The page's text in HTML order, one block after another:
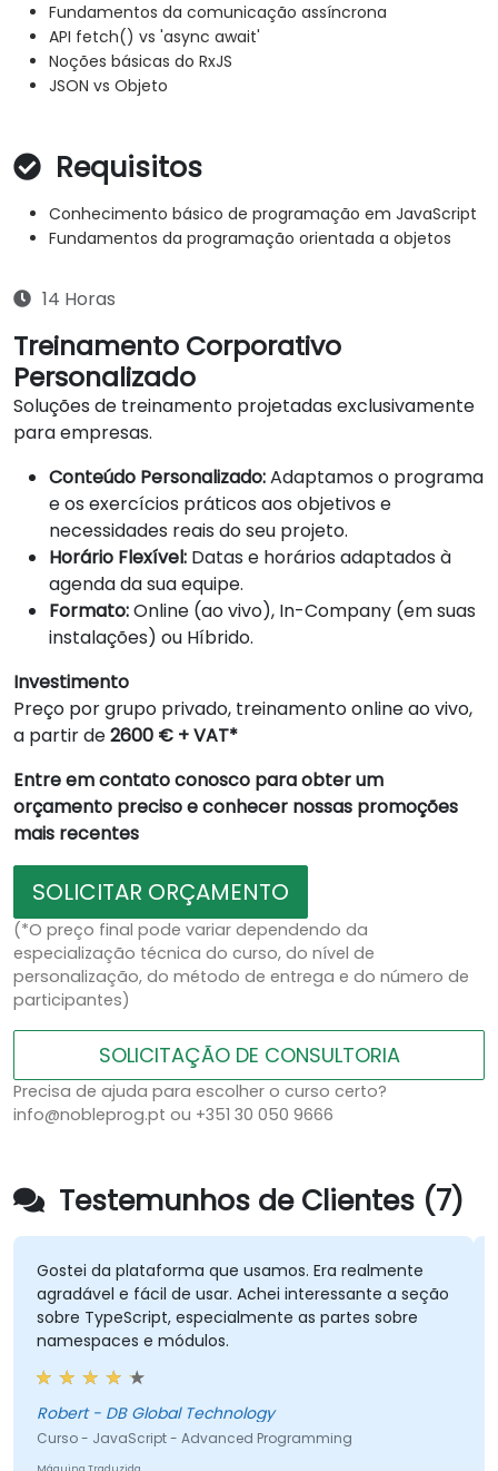
Fundamentos da comunicação assíncrona
API fetch() vs 'async await'
Noções básicas do RxJS
JSON vs Objeto
Requisitos
Conhecimento básico de programação em JavaScript
Fundamentos da programação orientada a objetos
14 Horas
Treinamento Corporativo
Personalizado
Soluções de treinamento projetadas exclusivamente
para empresas.
Conteúdo Personalizado:Adaptamos o programa
e os exercícios práticos aos objetivos e
necessidades reais do seu projeto.
Horário Flexível: Datas e horários adaptados à
agenda da sua equipe.
Formato:Online (ao vivo), In-Company (em suas
instalações) ou Híbrido.
Investimento
Preço por grupo privado, treinamento online ao vivo,
a partir de2600 € + VAT*
Entre em contato conosco para obter um
orçamento preciso e conhecer nossas promoções
mais recentes
SOLICITAR ORÇAMENTO
(*O preço final pode variar dependendo da
especialização técnica do curso, do nível de
personalização, do método de entrega e do número de
participantes)
SOLICITAÇÃO DE CONSULTORIA
Precisa de ajuda para escolher o curso certo?
info@nobleprog.pt ou +351 30 050 9666
Testemunhos de Clientes (7)
Gostei da plataforma que usamos. Era realmente
agradável e fácil de usar. Achei interessante a seção
sobre TypeScript, especialmente as partes sobre
namespaces e módulos.
Robert - DB Global Technology
Curso - JavaScript - Advanced Programming